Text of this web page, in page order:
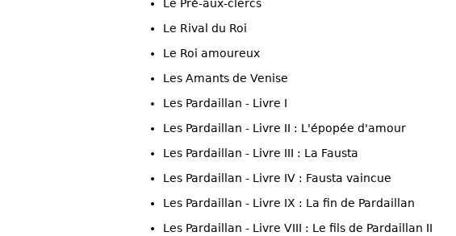
Le Pré-aux-clercs
Le Rival du Roi
Le Roi amoureux
Les Amants de Venise
Les Pardaillan - Livre I
Les Pardaillan - Livre II : L'épopée d'amour
Les Pardaillan - Livre III : La Fausta
Les Pardaillan - Livre IV : Fausta vaincue
Les Pardaillan - Livre IX : La fin de Pardaillan
Les Pardaillan - Livre VIII : Le fils de Pardaillan II